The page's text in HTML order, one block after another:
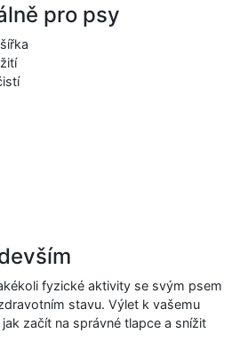
pro psy
fyzické aktivity se svým psem
stavu. Výlet k vašemu
začít na správné tlapce a snížit